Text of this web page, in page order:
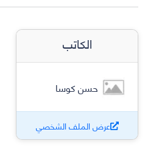
الكاتب
حسن كوسا
عرض الملف الشخصي